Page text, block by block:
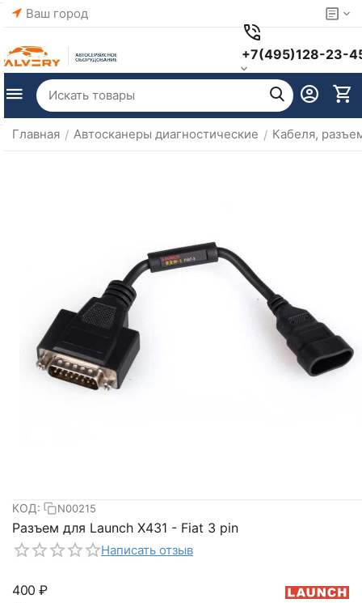
Ваш город
+7(495)128-23-
Главная / Автосканеры диагностические / Кабеля,
КОД: N00215
Разъем для Launch X431 - Fiat 3 pin
Написать отзыв
‍400‍ ₽